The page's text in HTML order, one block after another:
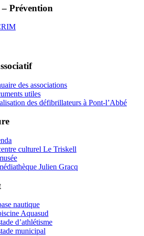
– Prévention
des associations
utiles
des défibrillateurs à Pont-l’Abbé
culturel Le Triskell
Julien Gracq
nautique
Aquasud
d’athlétisme
municipal